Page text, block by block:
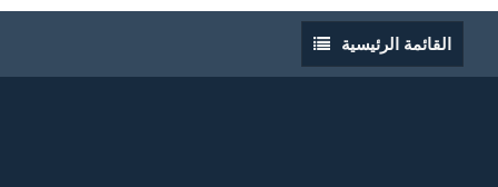
القائمة
الرئيسية
القائمة الرئيسية